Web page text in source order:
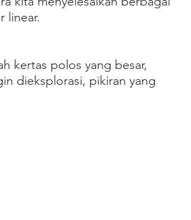
linear.
kertas polos yang besar,
dieksplorasi, pikiran yang